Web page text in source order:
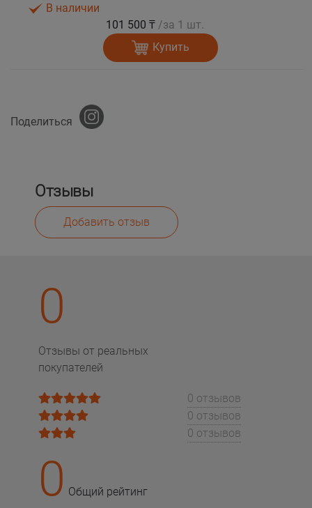
В наличии
101 500 ₸ /за 1 шт.
Купить
Поделиться
Отзывы
Добавить отзыв
0
Отзывы от реальных
покупателей
0 отзывов
0 отзывов
0 отзывов
0 Общий рейтинг